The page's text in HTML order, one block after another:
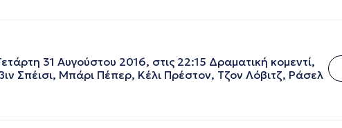
31 Αυγούστου 2016, στις 22:15 Δραματική κομεντί,
Σπέισι, Μπάρι Πέπερ, Κέλι Πρέστον, Τζον Λόβιτζ, Ράσελ